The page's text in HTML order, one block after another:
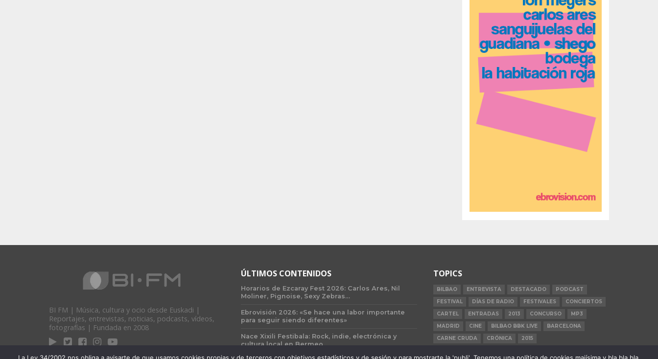
BI FM | Música, cultura y ocio desde Euskadi |
Reportajes, entrevistas, noticias, podcasts, vídeos,
fotografías | Fundada en 2008
ÚLTIMOS CONTENIDOS
Horarios de Ezcaray Fest 2026: Carlos Ares, Nil
Moliner, Pignoise, Sexy Zebras…
Ebrovisión 2026: «Se hace una labor importante
para seguir siendo diferentes»
Nace Xixili Festibala: Rock, indie, electrónica y
cultura local en Bermeo
TOPICS
BILBAO ENTREVISTA DESTACADO
PODCAST
FESTIVAL
DÍAS DE RADIO FESTIVALES
CONCIERTOS
CARTEL
ENTRADAS 2013 CONCURSO
MP3
MADRID
CINE BILBAO BBK LIVE
BARCELONA
CARNE CRUDA
CRÓNICA 2015